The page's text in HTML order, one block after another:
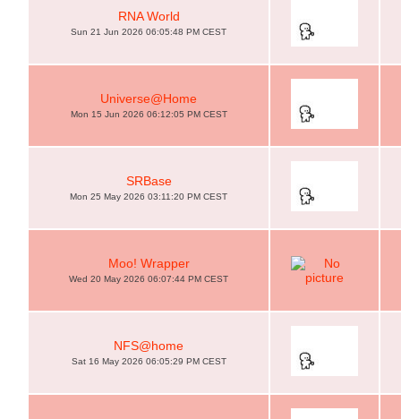
RNA World
Sun 21 Jun 2026 06:05:48 PM CEST
Universe@Home
Mon 15 Jun 2026 06:12:05 PM CEST
SRBase
Mon 25 May 2026 03:11:20 PM CEST
Moo! Wrapper
Wed 20 May 2026 06:07:44 PM CEST
NFS@home
Sat 16 May 2026 06:05:29 PM CEST